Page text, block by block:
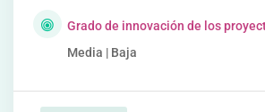
Grado de innovación de los
Media | Baja